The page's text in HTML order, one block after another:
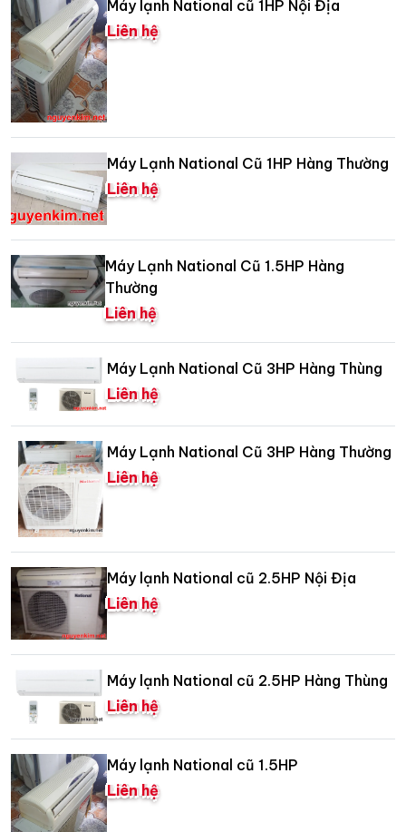
Máy lạnh National cũ 1HP Nội Địa
Liên hệ
Máy Lạnh National Cũ 1HP Hàng Thường
Liên hệ
Máy Lạnh National Cũ 1.5HP Hàng
Thường
Liên hệ
Máy Lạnh National Cũ 3HP Hàng Thùng
Liên hệ
Máy Lạnh National Cũ 3HP Hàng Thường
Liên hệ
Máy lạnh National cũ 2.5HP Nội Địa
Liên hệ
Máy lạnh National cũ 2.5HP Hàng Thùng
Liên hệ
Máy lạnh National cũ 1.5HP
Liên hệ